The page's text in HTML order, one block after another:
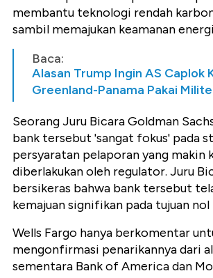
membantu teknologi rendah
sambil memajukan keamanan
Baca:
Alasan Trump Ingin AS Caplok
Greenland-Panama Pakai
Seorang Juru Bicara Goldman
bank tersebut 'sangat fokus' pada
persyaratan pelaporan yang makin
diberlakukan oleh regulator. Juru
bersikeras bahwa bank tersebut
kemajuan signifikan pada tujuan nol
Wells Fargo hanya berkomentar
mengonfirmasi penarikannya dari
sementara Bank of America dan